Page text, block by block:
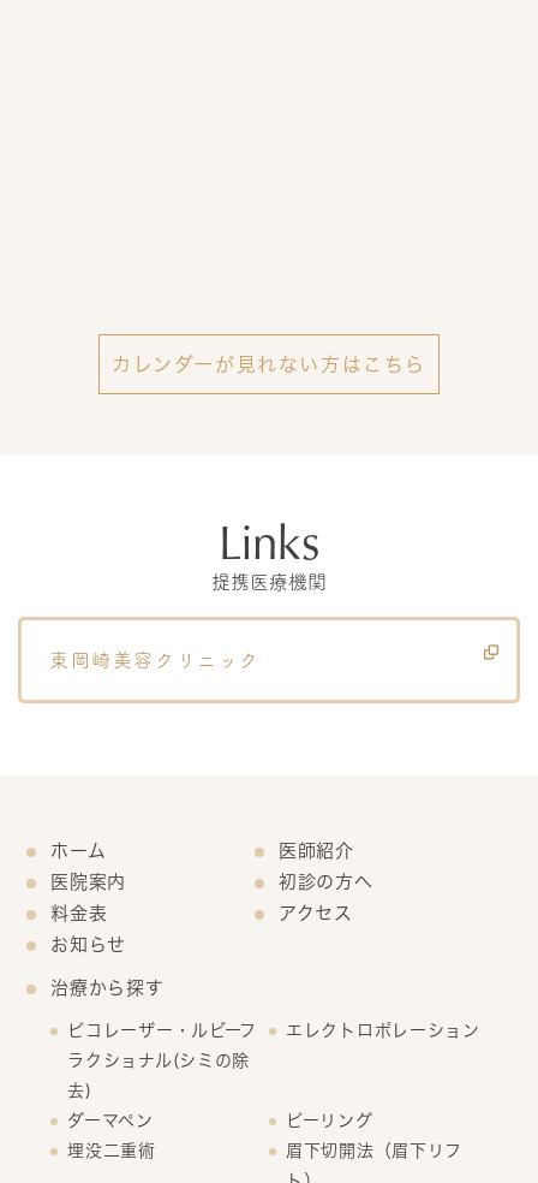
カレンダーが見れない方はこちら
Links
提携医療機関
東岡崎美容クリニック
ホーム
医師紹介
医院案内
初診の方へ
料金表
アクセス
お知らせ
治療から探す
ピコレーザー・ルビーフ
ラクショナル(シミの除
去)
エレクトロポレーション
ダーマペン
ピーリング
埋没二重術
眉下切開法（眉下リフ